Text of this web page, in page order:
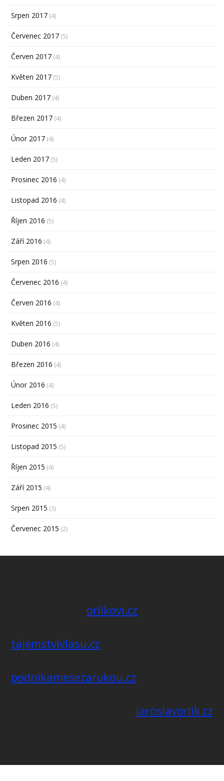
Srpen 2017 (4)
Červenec 2017 (5)
Červen 2017 (4)
Květen 2017 (5)
Duben 2017 (4)
Březen 2017 (4)
Únor 2017 (4)
Leden 2017 (5)
Prosinec 2016 (4)
Listopad 2016 (4)
Říjen 2016 (5)
Září 2016 (4)
Srpen 2016 (5)
Červenec 2016 (4)
Červen 2016 (4)
Květen 2016 (5)
Duben 2016 (4)
Březen 2016 (4)
Únor 2016 (4)
Leden 2016 (5)
Prosinec 2015 (4)
Listopad 2015 (5)
Říjen 2015 (4)
Září 2015 (4)
Srpen 2015 (3)
Červenec 2015 (2)
orlikovi.cz
tajemstvivlasu.cz
podnikamesezarukou.cz
jaroslavorlik.cz